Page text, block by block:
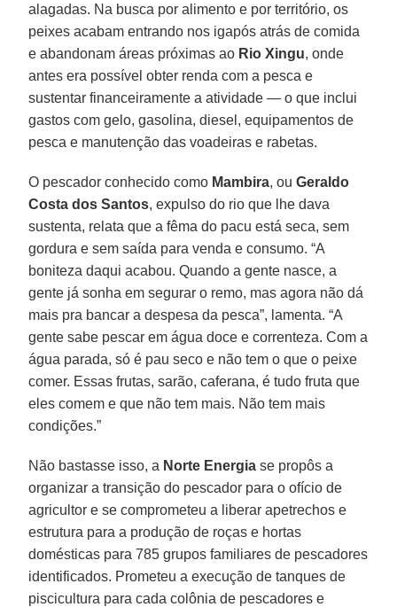
alagadas. Na busca por alimento e por território, os
peixes acabam entrando nos igapós atrás de comida
e abandonam áreas próximas ao Rio Xingu, onde
antes era possível obter renda com a pesca e
sustentar financeiramente a atividade — o que inclui
gastos com gelo, gasolina, diesel, equipamentos de
pesca e manutenção das voadeiras e rabetas.
O pescador conhecido como Mambira, ou Geraldo
Costa dos Santos, expulso do rio que lhe dava
sustenta, relata que a fêma do pacu está seca, sem
gordura e sem saída para venda e consumo. “A
boniteza daqui acabou. Quando a gente nasce, a
gente já sonha em segurar o remo, mas agora não dá
mais pra bancar a despesa da pesca”, lamenta. “A
gente sabe pescar em água doce e correnteza. Com a
água parada, só é pau seco e não tem o que o peixe
comer. Essas frutas, sarão, caferana, é tudo fruta que
eles comem e que não tem mais. Não tem mais
condições.”
Não bastasse isso, a Norte Energia se propôs a
organizar a transição do pescador para o ofício de
agricultor e se comprometeu a liberar apetrechos e
estrutura para a produção de roças e hortas
domésticas para 785 grupos familiares de pescadores
identificados. Prometeu a execução de tanques de
piscicultura para cada colônia de pescadores e